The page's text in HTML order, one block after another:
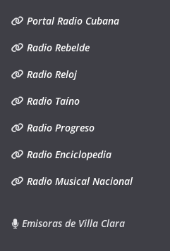
Portal Radio Cubana
Radio Rebelde
Radio Reloj
Radio Taíno
Radio Progreso
Radio Enciclopedia
Radio Musical Nacional
Emisoras de Villa Clara